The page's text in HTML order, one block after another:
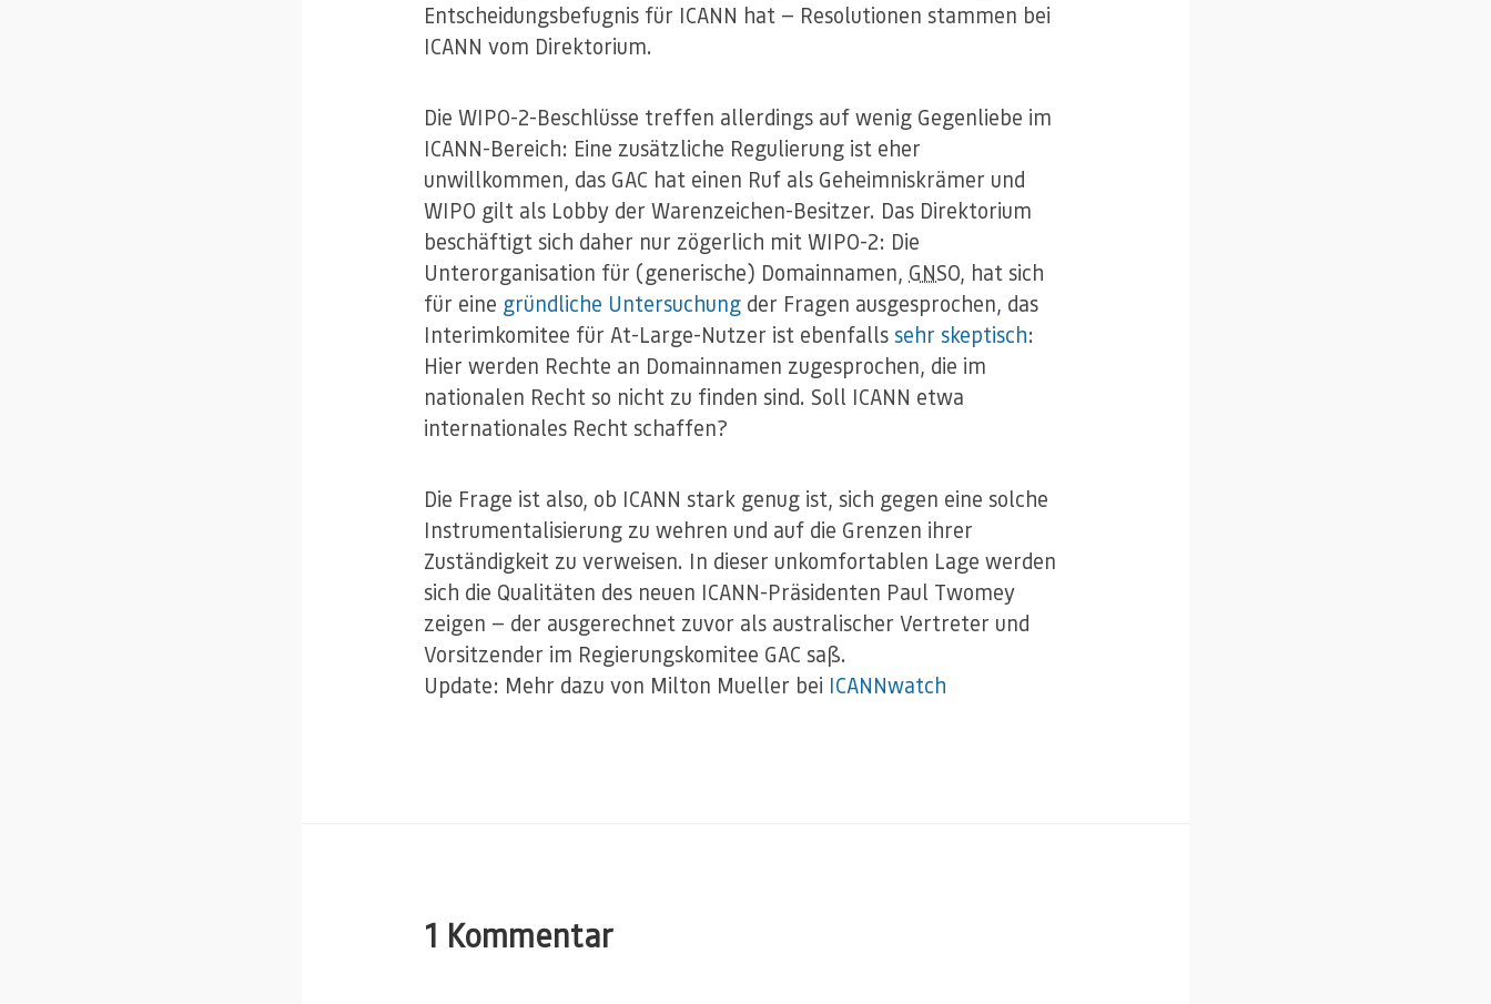
Entscheidungsbefugnis für ICANN hat — Resolutionen stammen bei
ICANN vom Direktorium.
Die WIPO-2-Beschlüsse treffen allerdings auf wenig Gegenliebe im
ICANN-Bereich: Eine zusätzliche Regulierung ist eher
unwillkommen, das GAC hat einen Ruf als Geheimniskrämer und
WIPO gilt als Lobby der Warenzeichen-Besitzer. Das Direktorium
beschäftigt sich daher nur zögerlich mit WIPO-2: Die
Unterorganisation für (generische) Domainnamen, GNSO, hat sich
für eine gründliche Untersuchung der Fragen ausgesprochen, das
Interimkomitee für At-Large-Nutzer ist ebenfalls sehr skeptisch:
Hier werden Rechte an Domainnamen zugesprochen, die im
nationalen Recht so nicht zu finden sind. Soll ICANN etwa
internationales Recht schaffen?
Die Frage ist also, ob ICANN stark genug ist, sich gegen eine solche
Instrumentalisierung zu wehren und auf die Grenzen ihrer
Zuständigkeit zu verweisen. In dieser unkomfortablen Lage werden
sich die Qualitäten des neuen ICANN-Präsidenten Paul Twomey
zeigen — der ausgerechnet zuvor als australischer Vertreter und
Vorsitzender im Regierungskomitee GAC saß.
Update: Mehr dazu von Milton Mueller bei ICANNwatch
1 Kommentar